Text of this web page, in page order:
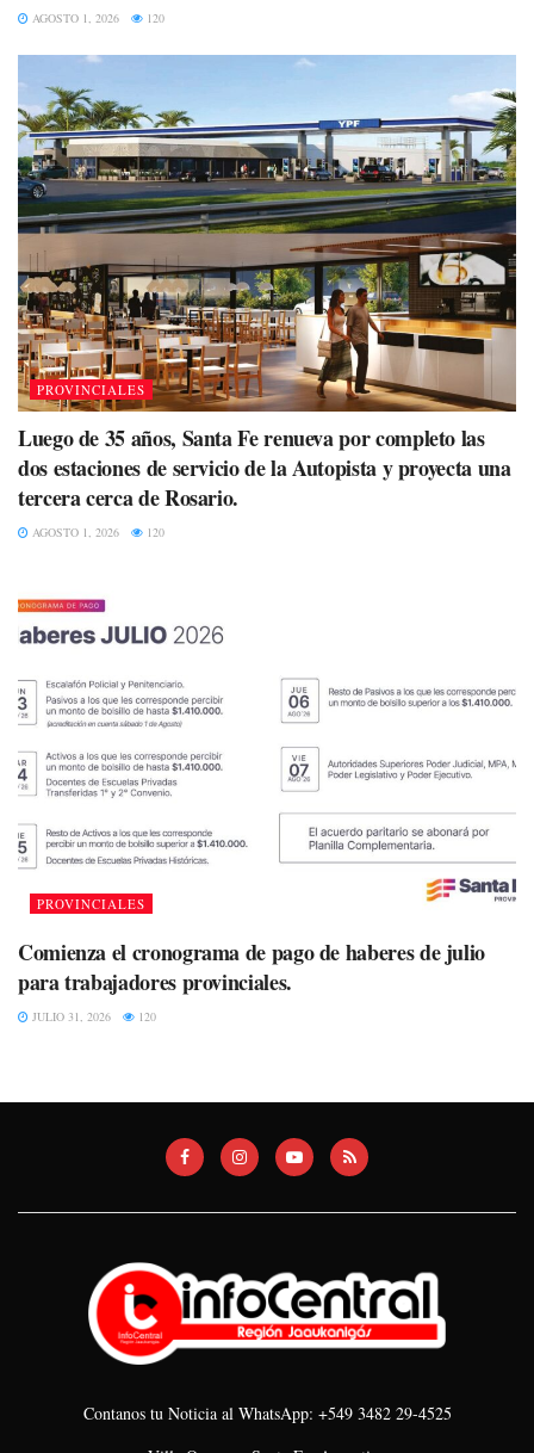
AGOSTO 1, 2026 120
PROVINCIALES
Luego de 35 años, Santa Fe renueva por completo las
dos estaciones de servicio de la Autopista y proyecta una
tercera cerca de Rosario.
AGOSTO 1, 2026 120
PROVINCIALES
Comienza el cronograma de pago de haberes de julio
para trabajadores provinciales.
JULIO 31, 2026 120
Contanos tu Noticia al WhatsApp: +549 3482 29-4525